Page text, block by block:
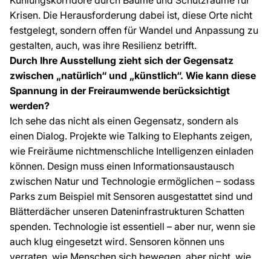
Krisen. Die Herausforderung dabei ist, diese Orte nicht
festgelegt, sondern offen für Wandel und Anpassung zu
gestalten, auch, was ihre Resilienz betrifft.
Durch Ihre Ausstellung zieht sich der Gegensatz
zwischen „natürlich“ und „künstlich“. Wie kann diese
Spannung in der Freiraumwende berücksichtigt
werden?
Ich sehe das nicht als einen Gegensatz, sondern als
einen Dialog. Projekte wie Talking to Elephants zeigen,
wie Freiräume nichtmenschliche Intelligenzen einladen
können. Design muss einen Informationsaustausch
zwischen Natur und Technologie ermöglichen – sodass
Parks zum Beispiel mit Sensoren ausgestattet sind und
Blätterdächer unseren Dateninfrastrukturen Schatten
spenden. Technologie ist essentiell – aber nur, wenn sie
auch klug eingesetzt wird. Sensoren können uns
verraten, wie Menschen sich bewegen, aber nicht, wie